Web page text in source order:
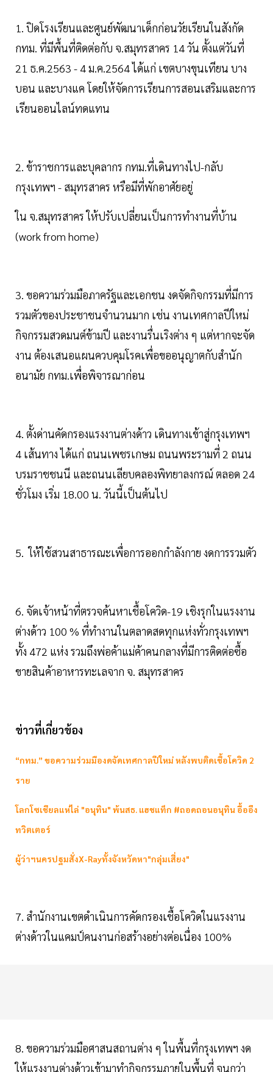
1. ปิดโรงเรียนและศูนย์พัฒนาเด็กก่อนวัยเรียนในสังกัด
กทม. ที่มีพื้นที่ติดต่อกับ จ.สมุทรสาคร 14 วัน ตั้งแต่วันที่
21 ธ.ค.2563 - 4 ม.ค.2564 ได้แก่ เขตบางขุนเทียน บาง
บอน และบางแค โดยให้จัดการเรียนการสอนเสริมและการ
เรียนออนไลน์ทดแทน
2. ข้าราชการและบุคลากร กทม.ที่เดินทางไป-กลับ
กรุงเทพฯ - สมุทรสาคร หรือมีที่พักอาศัยอยู่
ใน จ.สมุทรสาคร ให้ปรับเปลี่ยนเป็นการทำงานที่บ้าน
(work from home)
3. ขอความร่วมมือภาครัฐและเอกชน งดจัดกิจกรรมที่มีการ
รวมตัวของประชาชนจำนวนมาก เช่น งานเทศกาลปีใหม่
กิจกรรมสวดมนต์ข้ามปี และงานรื่นเริงต่าง ๆ แต่หากจะจัด
งาน ต้องเสนอแผนควบคุมโรคเพื่อขออนุญาตกับสำนัก
อนามัย กทม.เพื่อพิจารณาก่อน
4. ตั้งด่านคัดกรองแรงงานต่างด้าว เดินทางเข้าสู่กรุงเทพฯ
4 เส้นทาง ได้แก่ ถนนเพชรเกษม ถนนพระรามที่ 2 ถนน
บรมราชชนนี และถนนเลียบคลองพิทยาลงกรณ์ ตลอด 24
ชั่วโมง เริ่ม 18.00 น. วันนี้เป็นต้นไป
5. ให้ใช้สวนสาธารณะเพื่อการออกกำลังกาย งดการรวมตัว
6. จัดเจ้าหน้าที่ตรวจค้นหาเชื้อโควิด-19 เชิงรุกในแรงงาน
ต่างด้าว 100 % ที่ทำงานในตลาดสดทุกแห่งทั่วกรุงเทพฯ
ทั้ง 472 แห่ง รวมถึงพ่อค้าแม่ค้าคนกลางที่มีการติดต่อซื้อ
ขายสินค้าอาหารทะเลจาก จ. สมุทรสาคร
ข่าวที่เกี่ยวข้อง
“กทม.” ขอความร่วมมืองดจัดเทศกาลปีใหม่ หลังพบติดเชื้อโควิด 2
ราย
โลกโซเชียลแห่ไล่ "อนุทิน" พ้นสธ. แฮชแท็ก #ถอดถอนอนุทิน อื้ออึง
ทวิตเตอร์
ผู้ว่าฯนครปฐมสั่งX-Rayทั้งจังหวัดหา"กลุ่มเสี่ยง"
7. สำนักงานเขตดำเนินการคัดกรองเชื้อโควิดในแรงงาน
ต่างด้าวในแคมป์คนงานก่อสร้างอย่างต่อเนื่อง 100%
8. ขอความร่วมมือศาสนสถานต่าง ๆ ในพื้นที่กรุงเทพฯ งด
ให้แรงงานต่างด้าวเข้ามาทำกิจกรรมภายในพื้นที่ จนกว่า